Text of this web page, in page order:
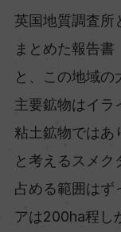
英国地質調査所
まとめた報告
と、この地域
主要鉱物はイラ
粘土鉱物ではあ
と考えるスメ
占める範囲はず
アは200ha程し